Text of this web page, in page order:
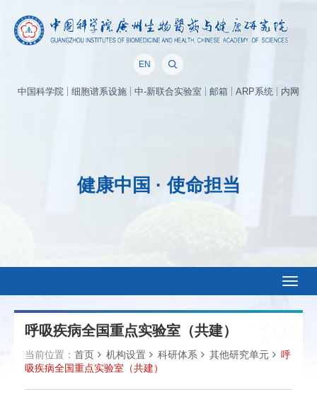
EN
中国科学院 细胞谱系设施 中-新联合实验室 邮箱 ARP系统 内网
健康中国 · 使命担当
呼吸疾病全国重点实验室（共建）
当前位置： 首页 机构设置 科研体系 其他研究单元
呼
吸疾病全国重点实验室（共建）